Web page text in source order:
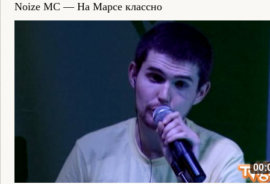
Noize MC — На Марсе классно